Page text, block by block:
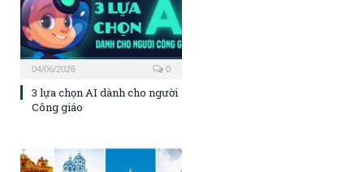
04/06/2026 0
3 lựa chọn AI dành cho người
Công giáo